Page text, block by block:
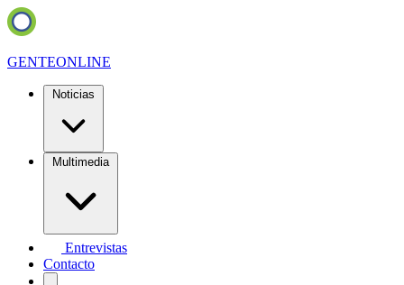
GENTEONLINE
Noticias
Multimedia
Entrevistas
Contacto